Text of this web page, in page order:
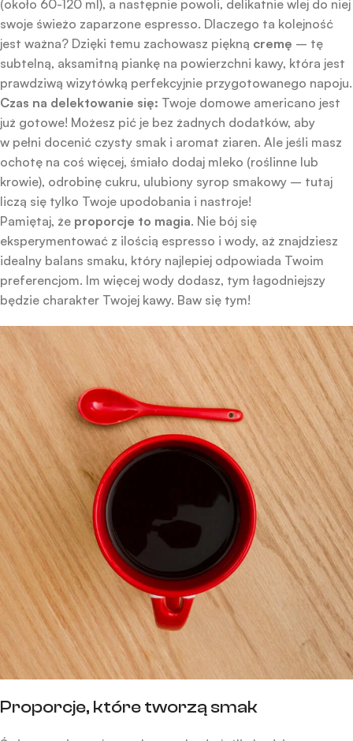
(około 60-120 ml), a następnie powoli, delikatnie wlej do niej
swoje świeżo zaparzone espresso. Dlaczego ta kolejność
jest ważna? Dzięki temu zachowasz piękną cremę – tę
subtelną, aksamitną piankę na powierzchni kawy, która jest
prawdziwą wizytówką perfekcyjnie przygotowanego napoju.
Czas na delektowanie się: Twoje domowe americano jest
już gotowe! Możesz pić je bez żadnych dodatków, aby
w pełni docenić czysty smak i aromat ziaren. Ale jeśli masz
ochotę na coś więcej, śmiało dodaj mleko (roślinne lub
krowie), odrobinę cukru, ulubiony syrop smakowy – tutaj
liczą się tylko Twoje upodobania i nastroje!
Pamiętaj, że proporcje to magia. Nie bój się
eksperymentować z ilością espresso i wody, aż znajdziesz
idealny balans smaku, który najlepiej odpowiada Twoim
preferencjom. Im więcej wody dodasz, tym łagodniejszy
będzie charakter Twojej kawy. Baw się tym!
Proporcje, które tworzą smak